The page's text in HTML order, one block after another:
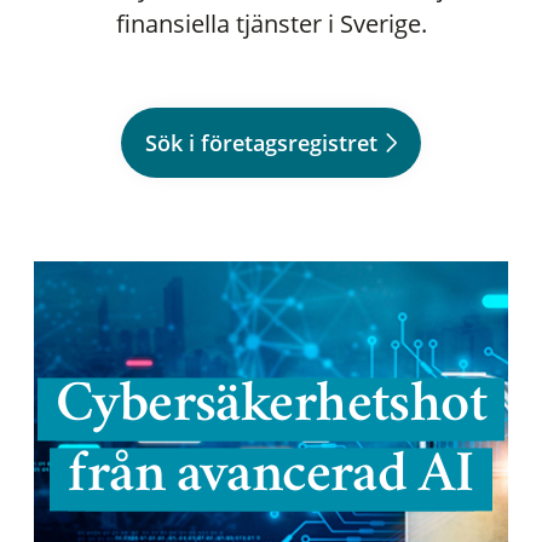
finansiella tjänster i Sverige.
Sök i företagsregistret
Cybersäkerhetshot
från avancerad AI